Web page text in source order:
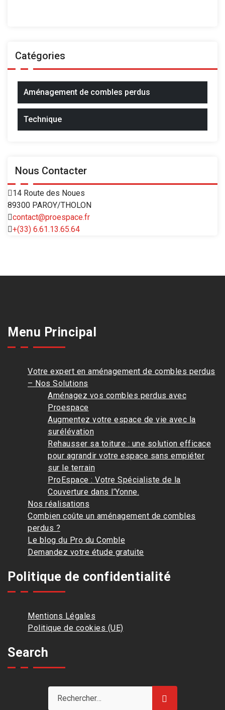
Catégories
Aménagement de combles perdus
Technique
Nous Contacter
14 Route des Noues
89300 PAROY/THOLON
contact@proespace.fr
+(33) 6.61.13.65.64
Menu Principal
Votre expert en aménagement de combles perdus
– Nos Solutions
Aménagez vos combles perdus avec
Proespace
Augmentez votre espace de vie avec la
surélévation
Rehausser sa toiture : une solution efficace
pour agrandir votre espace sans empiéter
sur le terrain
ProEspace : Votre Spécialiste de la
Couverture dans l’Yonne.
Nos réalisations
Combien coûte un aménagement de combles
perdus ?
Le blog du Pro du Comble
Demandez votre étude gratuite
Politique de confidentialité
Mentions Légales
Politique de cookies (UE)
Search